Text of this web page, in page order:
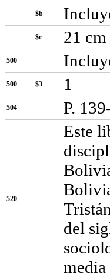
$b
$c 21 cm
500
500 $3 1
504 P.
520
Este
del
media